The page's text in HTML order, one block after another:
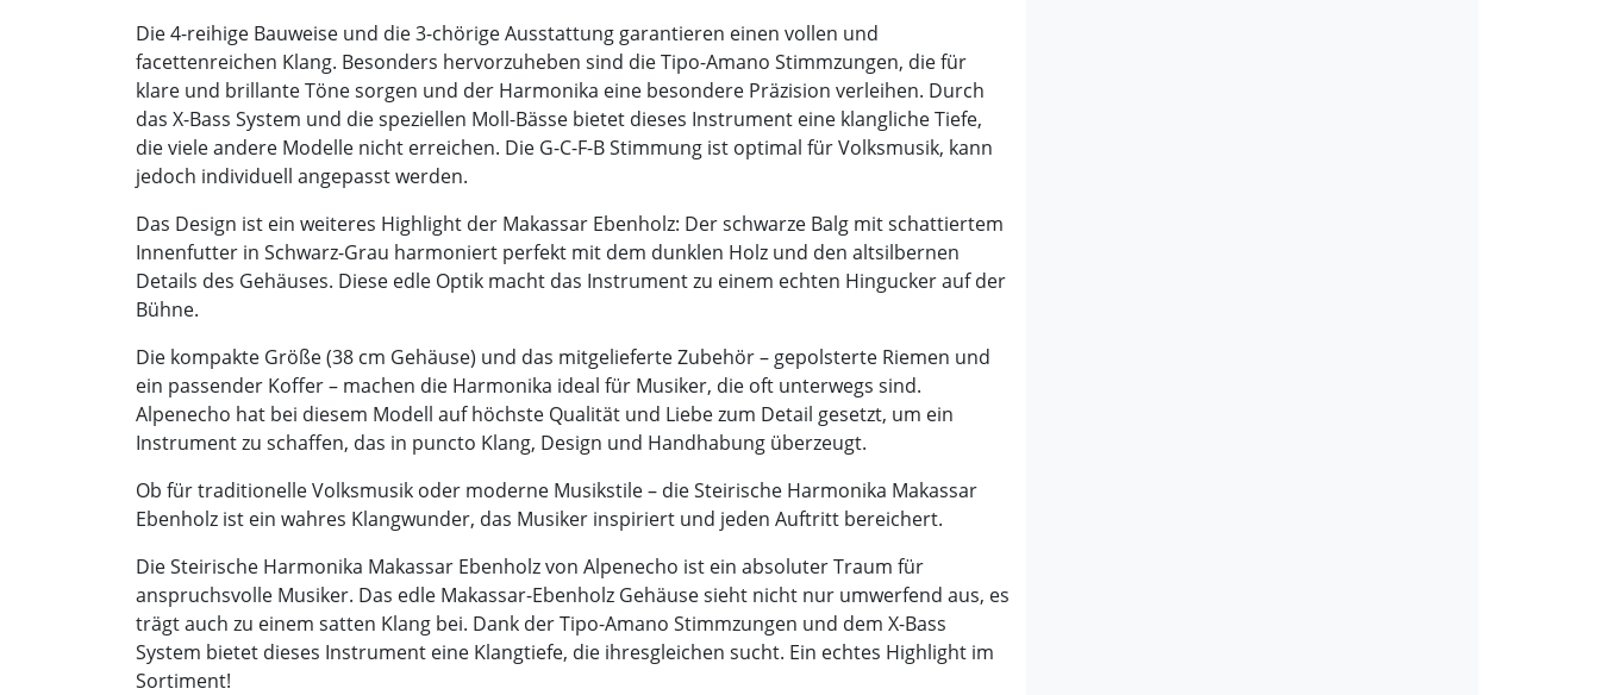
Die 4-reihige Bauweise und die 3-chörige Ausstattung garantieren einen vollen und
facettenreichen Klang. Besonders hervorzuheben sind die Tipo-Amano Stimmzungen, die für
klare und brillante Töne sorgen und der Harmonika eine besondere Präzision verleihen. Durch
das X-Bass System und die speziellen Moll-Bässe bietet dieses Instrument eine klangliche Tiefe,
die viele andere Modelle nicht erreichen. Die G-C-F-B Stimmung ist optimal für Volksmusik, kann
jedoch individuell angepasst werden.
Das Design ist ein weiteres Highlight der Makassar Ebenholz: Der schwarze Balg mit schattiertem
Innenfutter in Schwarz-Grau harmoniert perfekt mit dem dunklen Holz und den altsilbernen
Details des Gehäuses. Diese edle Optik macht das Instrument zu einem echten Hingucker auf der
Bühne.
Die kompakte Größe (38 cm Gehäuse) und das mitgelieferte Zubehör – gepolsterte Riemen und
ein passender Koffer – machen die Harmonika ideal für Musiker, die oft unterwegs sind.
Alpenecho hat bei diesem Modell auf höchste Qualität und Liebe zum Detail gesetzt, um ein
Instrument zu schaffen, das in puncto Klang, Design und Handhabung überzeugt.
Ob für traditionelle Volksmusik oder moderne Musikstile – die Steirische Harmonika Makassar
Ebenholz ist ein wahres Klangwunder, das Musiker inspiriert und jeden Auftritt bereichert.
Die Steirische Harmonika Makassar Ebenholz von Alpenecho ist ein absoluter Traum für
anspruchsvolle Musiker. Das edle Makassar-Ebenholz Gehäuse sieht nicht nur umwerfend aus, es
trägt auch zu einem satten Klang bei. Dank der Tipo-Amano Stimmzungen und dem X-Bass
System bietet dieses Instrument eine Klangtiefe, die ihresgleichen sucht. Ein echtes Highlight im
Sortiment!